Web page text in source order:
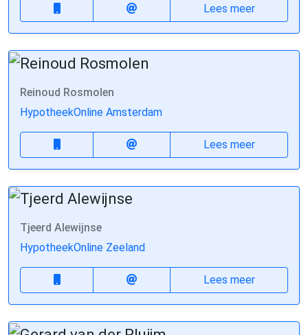
Lees meer
Reinoud Rosmolen
HypotheekOnline Amsterdam
Lees meer
Tjeerd Alewijnse
HypotheekOnline Zeeland
Lees meer